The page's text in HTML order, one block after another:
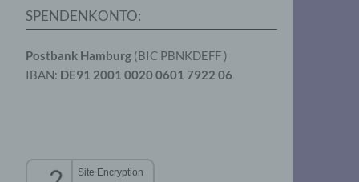
SPENDENKONTO:
Postbank Hamburg (BIC PBNKDEFF )
IBAN: DE91 2001 0020 0601 7922 06